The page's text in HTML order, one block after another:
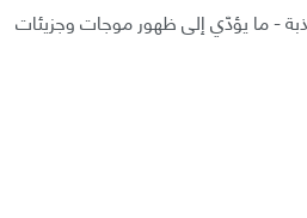
- ما يؤدّي إلى ظهور موجات وجزيئات